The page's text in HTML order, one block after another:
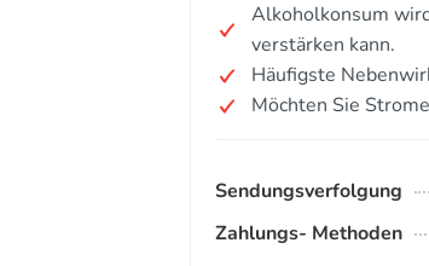
Alkoholkonsum
verstärken kann.
Häufigste
Möchten Sie
Sendungsverfolgung
Zahlungs- Methoden